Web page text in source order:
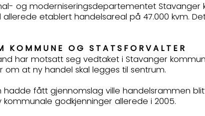
og moderniseringsdepartementet
allerede etablert handelsareal på 47.000 kvm.
KOMMUNE OG STATSFORVALTER
har motsatt seg vedtaket i Stavanger
at ny handel skal legges til sentrum.
fått gjennomslag ville handelsrammen
godkjenninger allerede i 2005.